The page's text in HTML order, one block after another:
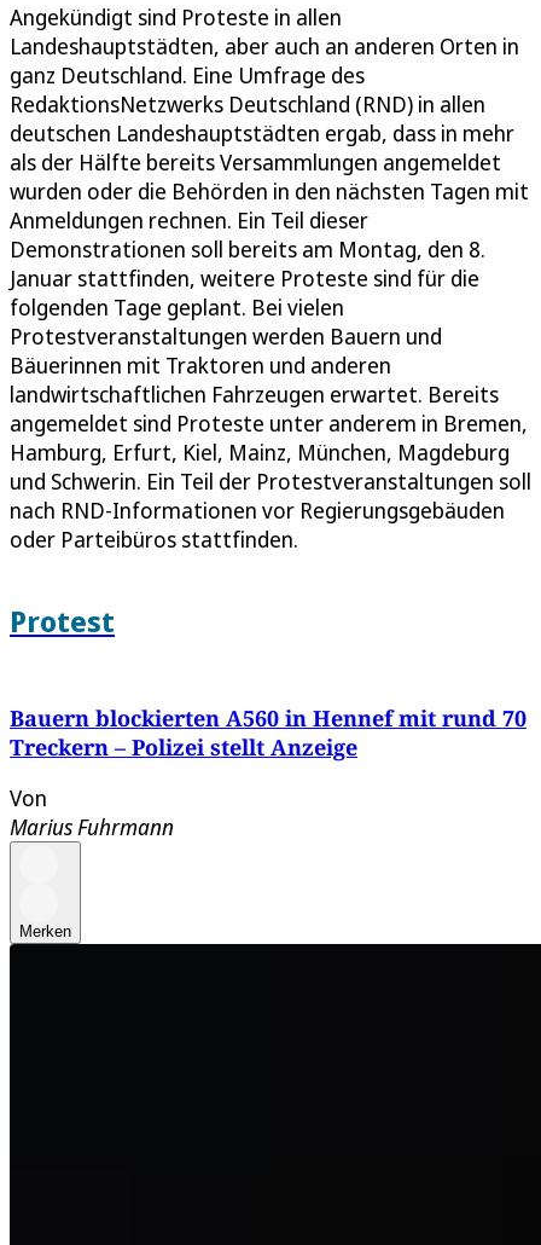
Angekündigt sind Proteste in allen
Landeshauptstädten, aber auch an anderen Orten in
ganz Deutschland. Eine Umfrage des
RedaktionsNetzwerks Deutschland (RND) in allen
deutschen Landeshauptstädten ergab, dass in mehr
als der Hälfte bereits Versammlungen angemeldet
wurden oder die Behörden in den nächsten Tagen mit
Anmeldungen rechnen. Ein Teil dieser
Demonstrationen soll bereits am Montag, den 8.
Januar stattfinden, weitere Proteste sind für die
folgenden Tage geplant. Bei vielen
Protestveranstaltungen werden Bauern und
Bäuerinnen mit Traktoren und anderen
landwirtschaftlichen Fahrzeugen erwartet. Bereits
angemeldet sind Proteste unter anderem in Bremen,
Hamburg, Erfurt, Kiel, Mainz, München, Magdeburg
und Schwerin. Ein Teil der Protestveranstaltungen soll
nach RND-Informationen vor Regierungsgebäuden
oder Parteibüros stattfinden.
Protest
Bauern blockierten A560 in Hennef mit rund 70
Treckern – Polizei stellt Anzeige
Von
Marius Fuhrmann
Merken